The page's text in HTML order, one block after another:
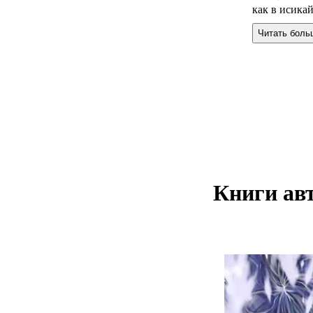
как в
но жизнь
файтинг ,
Читать
Книги